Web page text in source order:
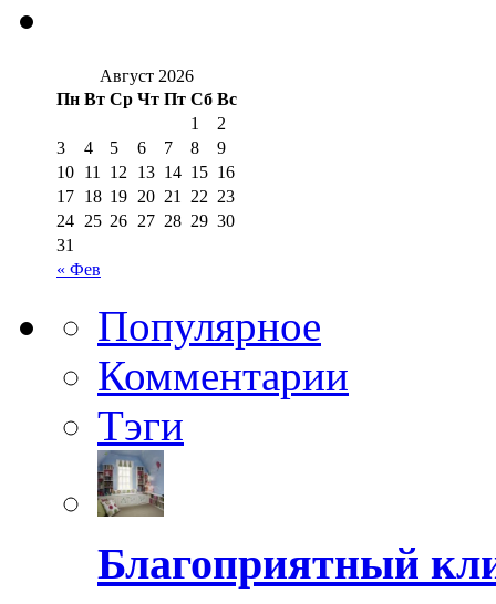
Август 2026
Пн Вт Ср Чт Пт Сб Вс
« Фев
1
2
3
4 5 6 7 8
9
10 11 12 13 14 15 16
17 18 19 20 21 22 23
24 25 26 27 28 29 30
31
Популярное
Комментарии
Тэги
Благоприятный